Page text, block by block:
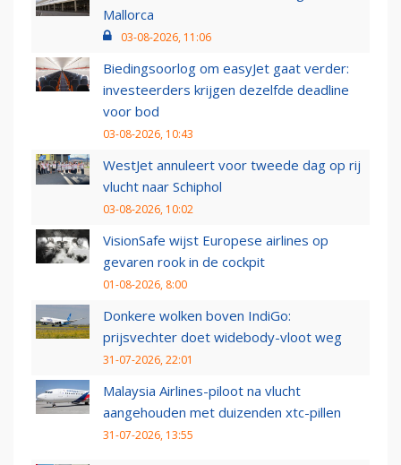
Mallorca
03-08-2026, 11:06
Biedingsoorlog om easyJet gaat verder:
investeerders krijgen dezelfde deadline
voor bod
03-08-2026, 10:43
WestJet annuleert voor tweede dag op rij
vlucht naar Schiphol
03-08-2026, 10:02
VisionSafe wijst Europese airlines op
gevaren rook in de cockpit
01-08-2026, 8:00
Donkere wolken boven IndiGo:
prijsvechter doet widebody-vloot weg
31-07-2026, 22:01
Malaysia Airlines-piloot na vlucht
aangehouden met duizenden xtc-pillen
31-07-2026, 13:55